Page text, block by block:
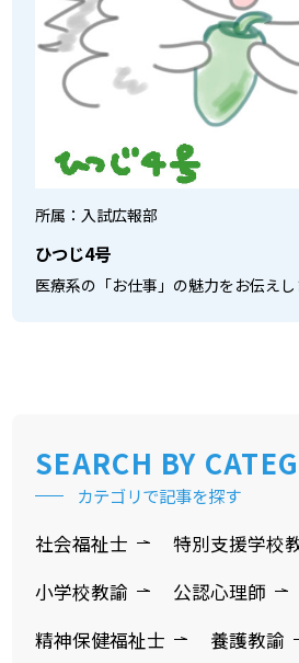
所属：入試広報部
ひつじ4号
医療系の「お仕事」の魅力をお伝えし
SEARCH BY
カテゴリで記事を探す
社会福祉士
特別支援学校
小学校教諭
公認心理師
精神保健福祉士
養護教諭